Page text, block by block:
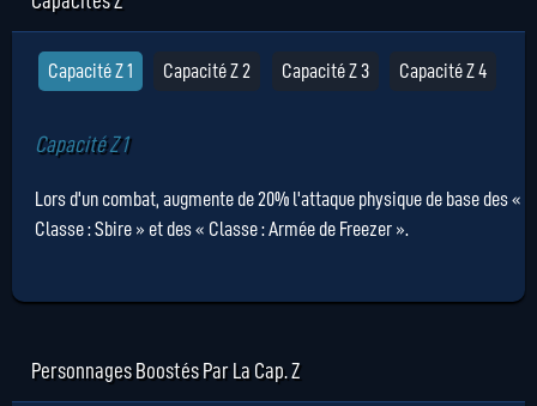
Capacité Z 1 Capacité Z 2 Capacité Z 3 Capacité Z 4
Capacité Z 1
Lors d'un combat, augmente de 20% l'attaque physique de base des «
Classe : Sbire » et des « Classe : Armée de Freezer ».
Personnages Boostés Par La Cap. Z